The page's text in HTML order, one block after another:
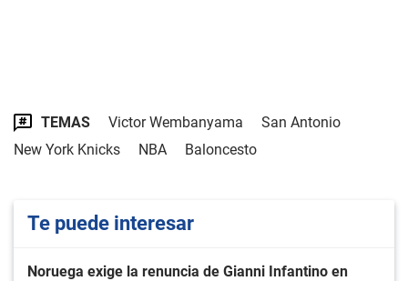
TEMAS Victor Wembanyama
San Antonio
New York Knicks
NBA Baloncesto
Te puede interesar
Noruega exige la renuncia de Gianni Infantino en